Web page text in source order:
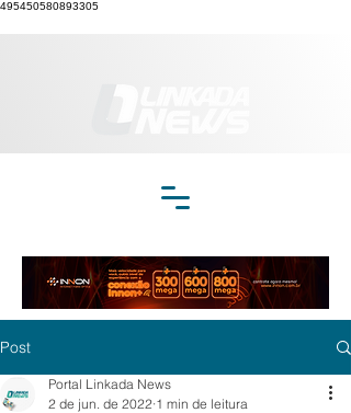
495450580893305
Post
Portal Linkada News
2 de jun. de 2022 1 min de leitura